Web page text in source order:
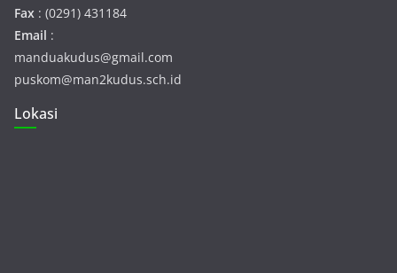
Fax : (0291) 431184
Email :
manduakudus@gmail.com
puskom@man2kudus.sch.id
Lokasi